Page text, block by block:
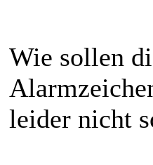
Wie sollen
leider nicht